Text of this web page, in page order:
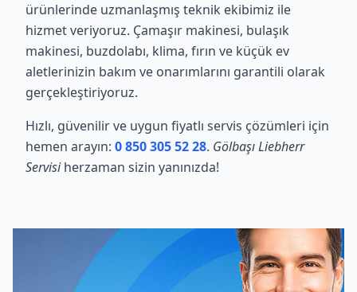
ürünlerinde uzmanlaşmış teknik ekibimiz ile
hizmet veriyoruz. Çamaşır makinesi, bulaşık
makinesi, buzdolabı, klima, fırın ve küçük ev
aletlerinizin bakım ve onarımlarını garantili olarak
gerçekleştiriyoruz.
Hızlı, güvenilir ve uygun fiyatlı servis çözümleri için
hemen arayın: 0 850 305 52 28. Gölbaşı Liebherr
Servisiherzaman sizin yanınızda!